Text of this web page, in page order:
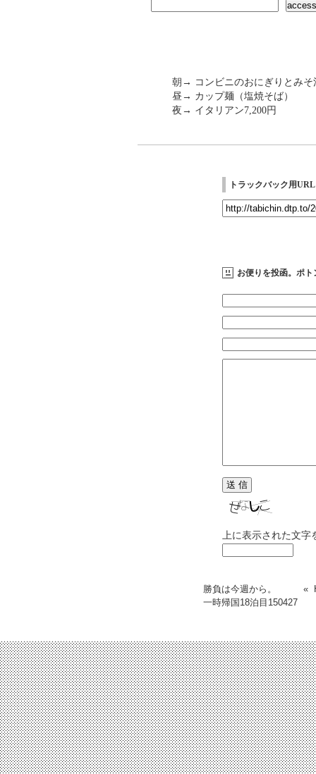
朝→ コンビニのおにぎりとみそ
昼→ カップ麺（塩焼そば）
夜→ イタリアン7,200円
トラックバック用URL
お便りを投函。ポト
上に表示された文
勝負は今週から。
一時帰国18泊目 150427
«